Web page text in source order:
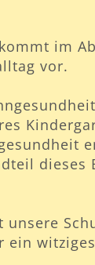
im
vor.
dieses
unsere